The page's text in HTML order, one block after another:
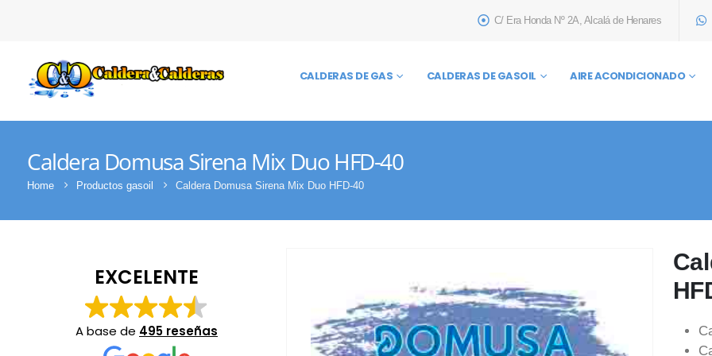
C/ Era Honda Nº 2A, Alcalá de Henares
CALDERAS DE GAS CALDERAS DE GASOIL AIRE ACONDICIONADO
Caldera Domusa Sirena Mix Duo HFD-40
Home Productos gasoil Caldera Domusa Sirena Mix Duo HFD-40
EXCELENTE
A base de 495 reseñas